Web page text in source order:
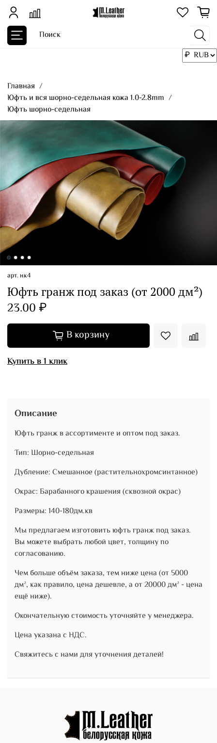
Главная
Юфть и вся шорно-седельная кожа 1.0-2.8mm
Юфть шорно-седельная
арт.нк4
Юфть гранж под заказ (от 2000 дм²)
23.00 ₽
В корзину
Купить в 1 клик
Описание
Юфть гранж в ассортименте и оптом под заказ.
Тип: Шорно-седельная
Дубление: Смешанное (растительнохромсинтанное)
Окрас: Барабанного крашения (сквозной окрас)
Размеры: 140-180дм.кв
Мы предлагаем изготовить юфть гранж под заказ.
Вы можете выбрать любой цвет, толщину по
согласованию.
Чем больше объём заказа, тем ниже цена (от 5000
дм², как правило, цена дешевле, а от 20000 дм² - цена
ещё ниже).
Окончательную стоимость уточняйте у менеджера.
Цена указана с НДС.
Свяжитесь с нами для уточнения деталей!